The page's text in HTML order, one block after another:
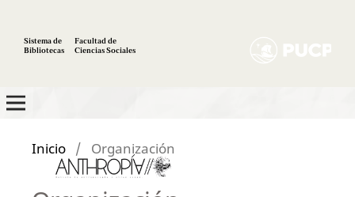
Sistema de
Bibliotecas
Facultad de
Ciencias Sociales
Inicio / Organización